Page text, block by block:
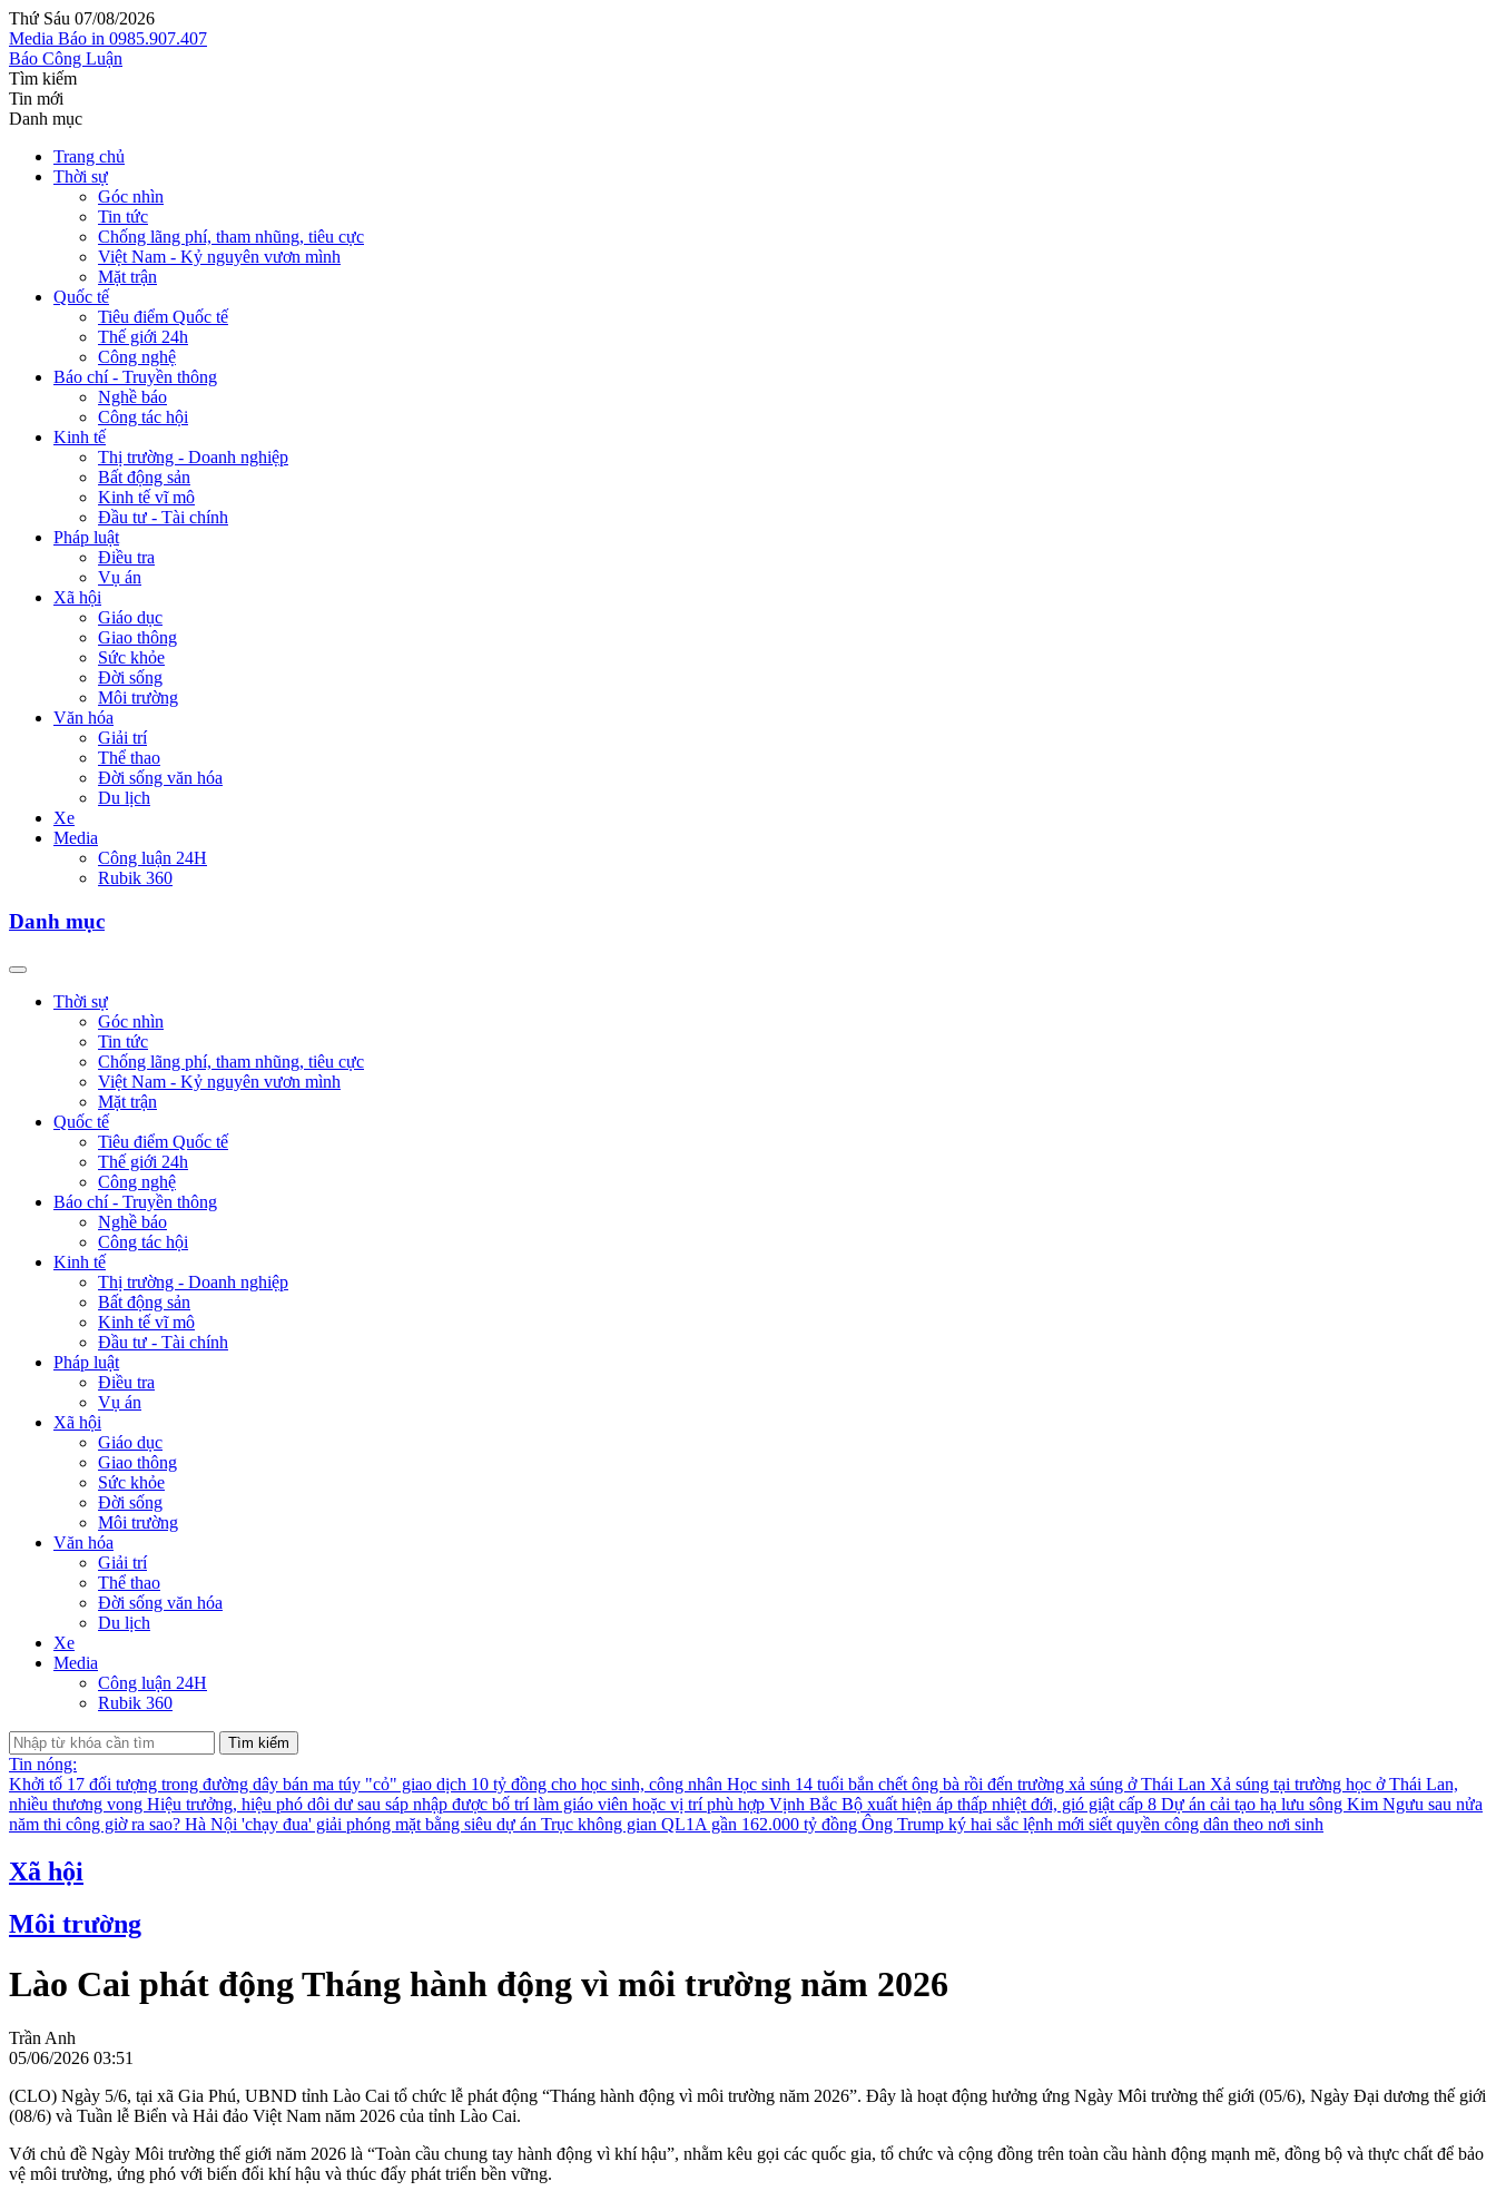
Thứ Sáu 07/08/2026
Media Báo in 0985.907.407
Báo Công Luận
Tìm kiếm
Tin mới
Danh mục
Trang chủ
Thời sự
Góc nhìn
Tin tức
Chống lãng phí, tham nhũng, tiêu cực
Việt Nam - Kỷ nguyên vươn mình
Mặt trận
Quốc tế
Tiêu điểm Quốc tế
Thế giới 24h
Công nghệ
Báo chí - Truyền thông
Nghề báo
Công tác hội
Kinh tế
Thị trường - Doanh nghiệp
Bất động sản
Kinh tế vĩ mô
Đầu tư - Tài chính
Pháp luật
Điều tra
Vụ án
Xã hội
Giáo dục
Giao thông
Sức khỏe
Đời sống
Môi trường
Văn hóa
Giải trí
Thể thao
Đời sống văn hóa
Du lịch
Xe
Media
Công luận 24H
Rubik 360
Danh mục
Thời sự
Góc nhìn
Tin tức
Chống lãng phí, tham nhũng, tiêu cực
Việt Nam - Kỷ nguyên vươn mình
Mặt trận
Quốc tế
Tiêu điểm Quốc tế
Thế giới 24h
Công nghệ
Báo chí - Truyền thông
Nghề báo
Công tác hội
Kinh tế
Thị trường - Doanh nghiệp
Bất động sản
Kinh tế vĩ mô
Đầu tư - Tài chính
Pháp luật
Điều tra
Vụ án
Xã hội
Giáo dục
Giao thông
Sức khỏe
Đời sống
Môi trường
Văn hóa
Giải trí
Thể thao
Đời sống văn hóa
Du lịch
Xe
Media
Công luận 24H
Rubik 360
Tìm kiếm
Tin nóng:
Khởi tố 17 đối tượng trong đường dây bán ma túy "cỏ" giao dịch 10 tỷ đồng cho học sinh, công nhân Học sinh 14 tuổi bắn chết ông bà rồi đến trường xả súng ở Thái Lan Xả súng tại trường học ở Thái Lan,
nhiều thương vong Hiệu trưởng, hiệu phó dôi dư sau sáp nhập được bố trí làm giáo viên hoặc vị trí phù hợp Vịnh Bắc Bộ xuất hiện áp thấp nhiệt đới, gió giật cấp 8 Dự án cải tạo hạ lưu sông Kim Ngưu sau nửa
năm thi công giờ ra sao? Hà Nội 'chạy đua' giải phóng mặt bằng siêu dự án Trục không gian QL1A gần 162.000 tỷ đồng Ông Trump ký hai sắc lệnh mới siết quyền công dân theo nơi sinh
Xã hội
Môi trường
Lào Cai phát động Tháng hành động vì môi trường năm 2026
Trần Anh
05/06/2026 03:51
(CLO) Ngày 5/6, tại xã Gia Phú, UBND tỉnh Lào Cai tổ chức lễ phát động “Tháng hành động vì môi trường năm 2026”. Đây là hoạt động hưởng ứng Ngày Môi trường thế giới (05/6), Ngày Đại dương thế giới
(08/6) và Tuần lễ Biển và Hải đảo Việt Nam năm 2026 của tỉnh Lào Cai.
Với chủ đề Ngày Môi trường thế giới năm 2026 là “Toàn cầu chung tay hành động vì khí hậu”, nhằm kêu gọi các quốc gia, tổ chức và cộng đồng trên toàn cầu hành động mạnh mẽ, đồng bộ và thực chất để bảo
vệ môi trường, ứng phó với biến đổi khí hậu và thúc đẩy phát triển bền vững.